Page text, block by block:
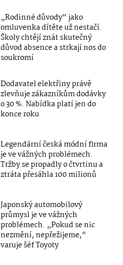
„Rodinné důvody“ jako
omluvenka dítěte už nestačí.
Školy chtějí znát skutečný
důvod absence a strkají nos do
soukromí
Dodavatel elektřiny právě
zlevňuje zákazníkům dodávky
o 30 %. Nabídka platí jen do
konce roku
Legendární česká módní firma
je ve vážných problémech.
Tržby se propadly o čtvrtinu a
ztráta přesáhla 100 milionů
Japonský automobilový
průmysl je ve vážných
problémech. „Pokud se nic
nezmění, nepřežijeme,“
varuje šéf Toyoty